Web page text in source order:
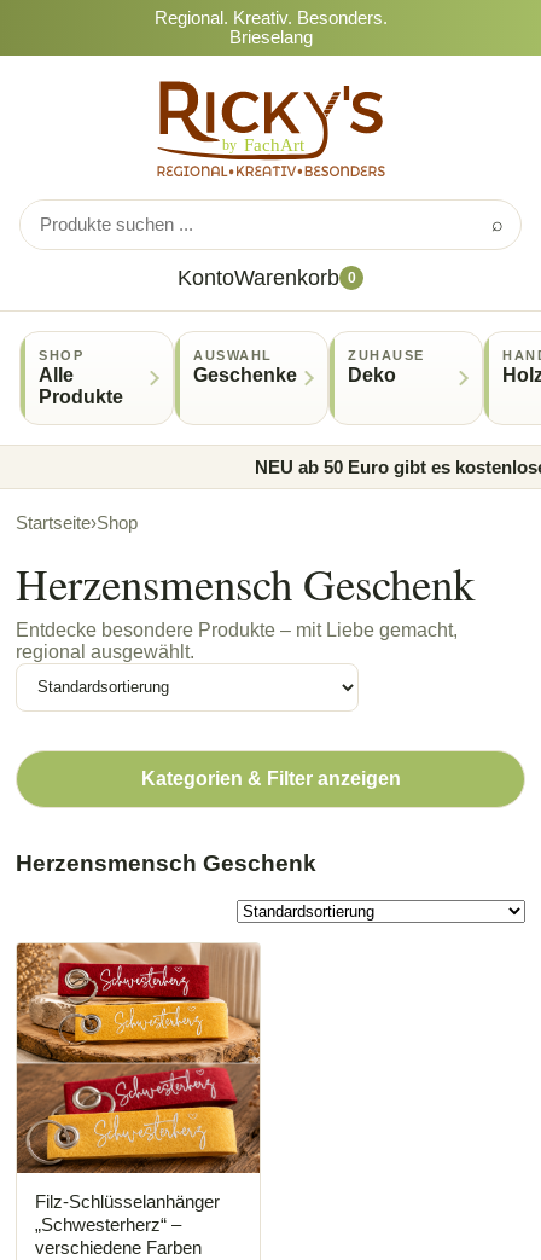
Regional. Kreativ. Besonders.
Brieselang
⌕
KontoWarenkorb 0
SHOP
Alle
Produkte
AUSWAHL
Geschenke
ZUHAUSE
Deko
NEU ab 50 Euro gibt es
Startseite›Shop
Herzensmensch Geschenk
Entdecke besondere Produkte – mit Liebe gemacht,
regional ausgewählt.
Kategorien & Filter anzeigen
Herzensmensch Geschenk
Filz-Schlüsselanhänger
„Schwesterherz“ –
verschiedene Farben
Dieses
Produkt
weist
mehrere
Varianten
auf.
Die
Optionen
können
auf
der
Produktseite
gewählt
werden